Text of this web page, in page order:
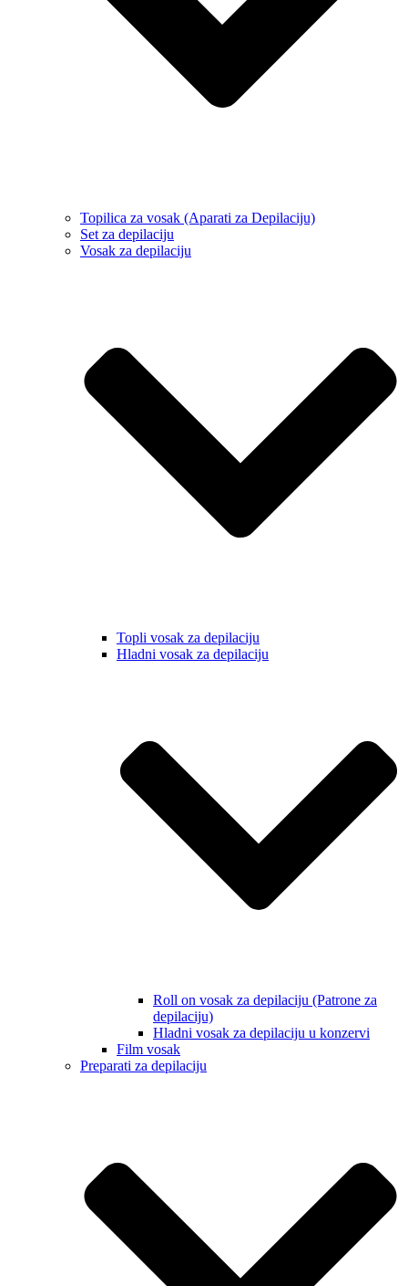
Topilica za vosak (Aparati za Depilaciju)
Set za depilaciju
Vosak za depilaciju
Topli vosak za depilaciju
Hladni vosak za depilaciju
Roll on vosak za depilaciju (Patrone za
depilaciju)
Hladni vosak za depilaciju u konzervi
Film vosak
Preparati za depilaciju